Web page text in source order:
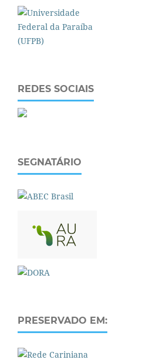
REDES SOCIAIS
SEGNATÁRIO
PRESERVADO EM: